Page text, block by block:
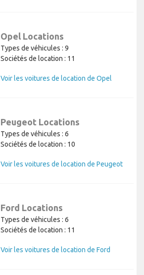
Opel Locations
Types de véhicules : 9
Sociétés de location : 11
Voir les voitures de location de Opel
Peugeot Locations
Types de véhicules : 6
Sociétés de location : 10
Voir les voitures de location de Peugeot
Ford Locations
Types de véhicules : 6
Sociétés de location : 11
Voir les voitures de location de Ford